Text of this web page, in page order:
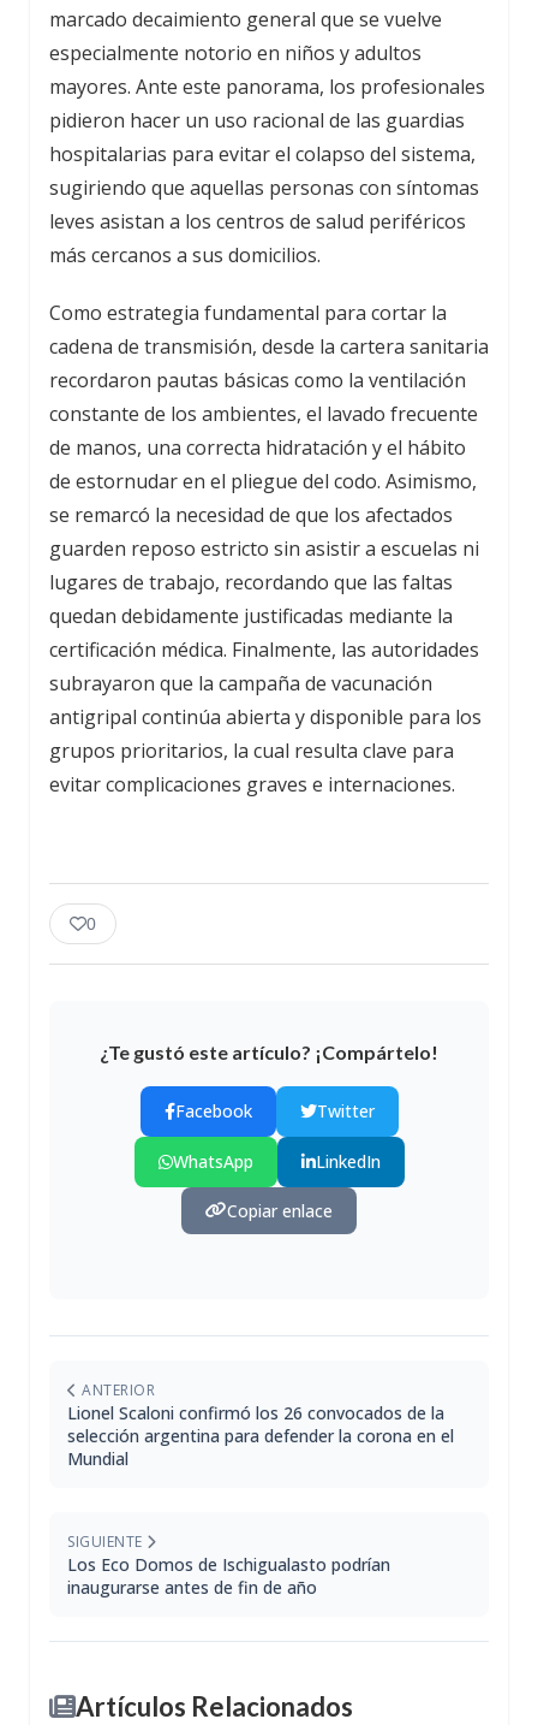
marcado decaimiento general que se vuelve
especialmente notorio en niños y adultos
mayores. Ante este panorama, los profesionales
pidieron hacer un uso racional de las guardias
hospitalarias para evitar el colapso del sistema,
sugiriendo que aquellas personas con síntomas
leves asistan a los centros de salud periféricos
más cercanos a sus domicilios.
Como estrategia fundamental para cortar la
cadena de transmisión, desde la cartera sanitaria
recordaron pautas básicas como la ventilación
constante de los ambientes, el lavado frecuente
de manos, una correcta hidratación y el hábito
de estornudar en el pliegue del codo. Asimismo,
se remarcó la necesidad de que los afectados
guarden reposo estricto sin asistir a escuelas ni
lugares de trabajo, recordando que las faltas
quedan debidamente justificadas mediante la
certificación médica. Finalmente, las autoridades
subrayaron que la campaña de vacunación
antigripal continúa abierta y disponible para los
grupos prioritarios, la cual resulta clave para
evitar complicaciones graves e internaciones.
0
¿Te gustó este artículo? ¡Compártelo!
Facebook Twitter
WhatsApp LinkedIn
Copiar enlace
ANTERIOR
Lionel Scaloni confirmó los 26 convocados de la
selección argentina para defender la corona en el
Mundial
SIGUIENTE
Los Eco Domos de Ischigualasto podrían
inaugurarse antes de fin de año
Artículos Relacionados